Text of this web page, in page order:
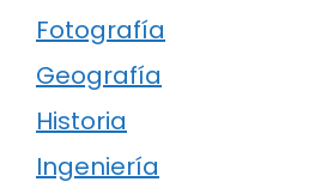
Fotografía
Geografía
Historia
Ingeniería